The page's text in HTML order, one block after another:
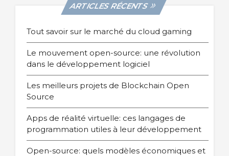
ARTICLES RÉCENTS
Tout savoir sur le marché du cloud gaming
Le mouvement open-source: une révolution
dans le développement logiciel
Les meilleurs projets de Blockchain Open
Source
Apps de réalité virtuelle: ces langages de
programmation utiles à leur développement
Open-source: quels modèles économiques et